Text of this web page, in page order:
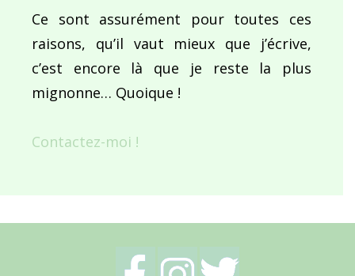
Ce sont assurément pour toutes ces
raisons, qu’il vaut mieux que j’écrive,
c’est encore là que je reste la plus
mignonne… Quoique !
Contactez-moi !